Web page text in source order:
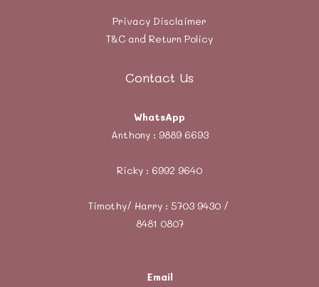
Privacy Disclaimer
T&C and Return Policy
Contact Us
WhatsApp
Anthony : 9889 6693
Ricky : 6992 9640
Timothy/ Harry : 5703 9430 /
8481 0807
Email